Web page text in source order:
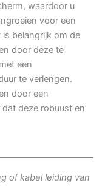
waardoor u
voor een
belangrijk om de
door deze te
een
te verlengen.
door een
deze robuust en
of kabel leiding van